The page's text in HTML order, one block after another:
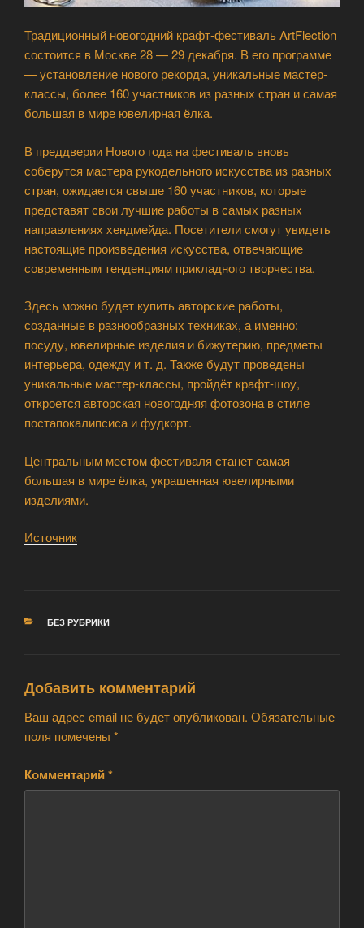
Традиционный новогодний крафт-фестиваль ArtFlection
состоится в Москве 28 — 29 декабря. В его программе
— установление нового рекорда, уникальные мастер-
классы, более 160 участников из разных стран и самая
большая в мире ювелирная ёлка.
В преддверии Нового года на фестиваль вновь
соберутся мастера рукодельного искусства из разных
стран, ожидается свыше 160 участников, которые
представят свои лучшие работы в самых разных
направлениях хендмейда. Посетители смогут увидеть
настоящие произведения искусства, отвечающие
современным тенденциям прикладного творчества.
Здесь можно будет купить авторские работы,
созданные в разнообразных техниках, а именно:
посуду, ювелирные изделия и бижутерию, предметы
интерьера, одежду и т. д. Также будут проведены
уникальные мастер-классы, пройдёт крафт-шоу,
откроется авторская новогодняя фотозона в стиле
постапокалипсиса и фудкорт.
Центральным местом фестиваля станет самая
большая в мире ёлка, украшенная ювелирными
изделиями.
Источник
РУБРИКИ
БЕЗ РУБРИКИ
Добавить комментарий
Ваш адрес email не будет опубликован. Обязательные
поля помечены *
Комментарий*